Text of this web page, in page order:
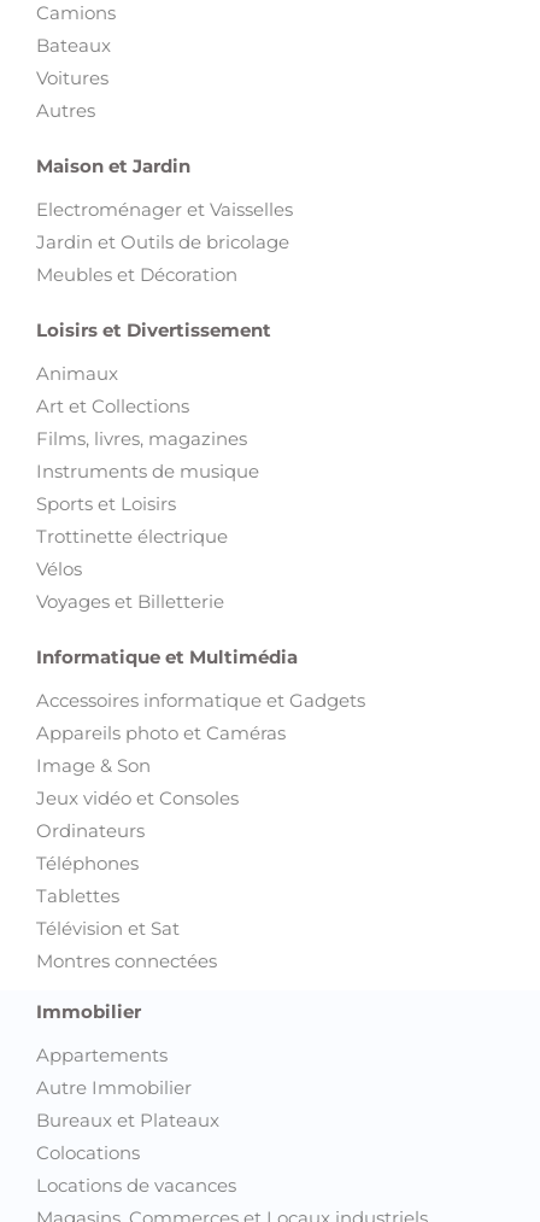
Camions
Bateaux
Voitures
Autres
Maison et Jardin
Electroménager et Vaisselles
Jardin et Outils de bricolage
Meubles et Décoration
Loisirs et Divertissement
Animaux
Art et Collections
Films, livres, magazines
Instruments de musique
Sports et Loisirs
Trottinette électrique
Vélos
Voyages et Billetterie
Informatique et Multimédia
Accessoires informatique et Gadgets
Appareils photo et Caméras
Image & Son
Jeux vidéo et Consoles
Ordinateurs
Téléphones
Tablettes
Télévision et Sat
Montres connectées
Immobilier
Appartements
Autre Immobilier
Bureaux et Plateaux
Colocations
Locations de vacances